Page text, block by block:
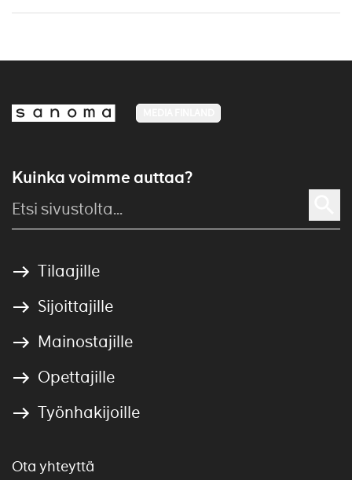
Kuinka voimme auttaa?
Tilaajille
Sijoittajille
Mainostajille
Opettajille
Työnhakijoille
Ota yhteyttä